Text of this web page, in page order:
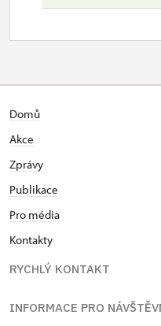
Domů
Akce
Zprávy
Publikace
Pro média
Kontakty
RYCHLÝ KONTAKT
INFORMACE PRO